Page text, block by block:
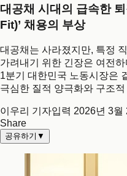
대공채 시대의 급속한
Fit)’ 채용의 부상
대공채는 사라졌지만, 특정
가려내기 위한 긴장은 여전
1분기 대한민국 노동시장은
극심한 질적 양극화와 구조
이우리 기자입력 2026년 3월
Share
공유하기 ▼